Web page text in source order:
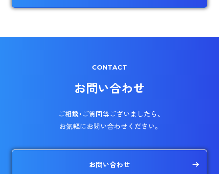
CONTACT
お問い合わせ
ご相談・ご質問等ございましたら、
お気軽にお問い合わせください。
お問い合わせ